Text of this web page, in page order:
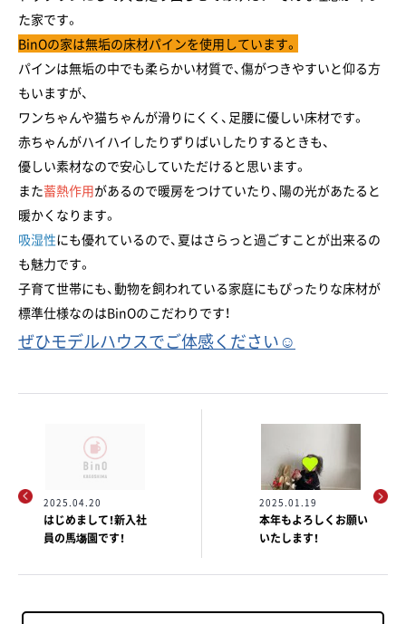
た家です。
BinOの家は無垢の床材パインを使用しています。
パインは無垢の中でも柔らかい材質で、傷がつきやすいと仰る方
もいますが、
ワンちゃんや猫ちゃんが滑りにくく、足腰に優しい床材です。
赤ちゃんがハイハイしたりずりばいしたりするときも、
優しい素材なので安心していただけると思います。
また蓄熱作用があるので暖房をつけていたり、陽の光があたると
暖かくなります。
吸湿性にも優れているので、夏はさらっと過ごすことが出来るの
も魅力です。
子育て世帯にも、動物を飼われている家庭にもぴったりな床材が
標準仕様なのはBinOのこだわりです！
ぜひモデルハウスでご体感ください☺
2025.04.20
はじめまして！新入社
員の馬塲園です！
2025.01.19
本年もよろしくお願い
いたします！